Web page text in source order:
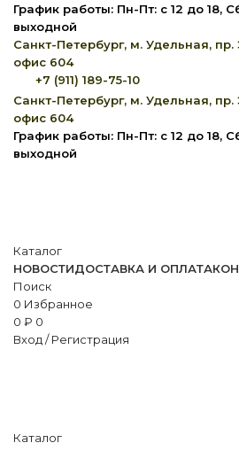
График работы: Пн-Пт: с 12 до 18,
выходной
Санкт-Петербург, м. Удельная, пр.
офис 604
+7 (911) 189-75-10
Санкт-Петербург, м. Удельная, пр.
офис 604
График работы: Пн-Пт: с 12 до 18,
выходной
Каталог
НОВОСТИДОСТАВКА И ОПЛАТА
Поиск
0 Избранное
0 ₽ 0
Вход / Регистрация
Каталог